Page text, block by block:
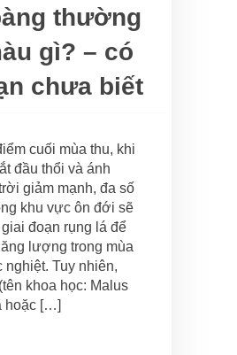
thường
gì? – có
chưa biết
cuối mùa thu, khi
đầu thổi và ánh
giảm mạnh, đa số
khu vực ôn đới sẽ
đoạn rụng lá để
lượng trong mùa
nghiệt. Tuy nhiên,
khoa học: Malus
hoặc […]